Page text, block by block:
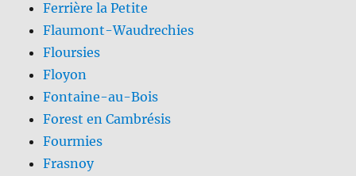
Ferrière la Petite
Flaumont-Waudrechies
Floursies
Floyon
Fontaine-au-Bois
Forest en Cambrésis
Fourmies
Frasnoy